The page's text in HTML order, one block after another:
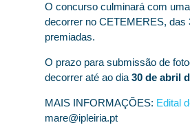
O concurso culminará com
decorrer no CETEMERES, das
premiadas.
O prazo para submissão de
decorrer até ao dia 30 de abril
MAIS INFORMAÇÕES: Edital
mare@ipleiria.pt